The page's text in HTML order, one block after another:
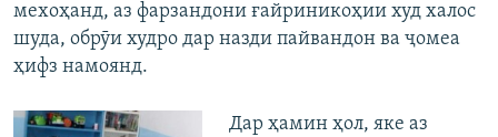
мехоҳанд, аз фарзандони ғайриникоҳии худ халос
шуда, обрӯи худро дар назди пайвандон ва ҷомеа
ҳифз намоянд.
Дар ҳамин ҳол, яке аз